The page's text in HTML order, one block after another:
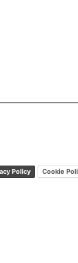
Policy Cookie